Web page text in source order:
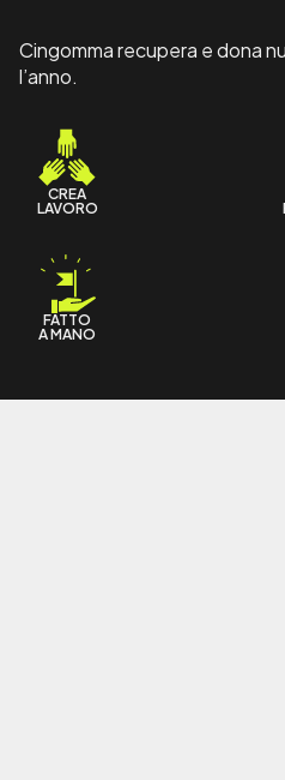
Cingomma recupera e dona
l’anno.
CREA
LAVORO
FATTO
A MANO